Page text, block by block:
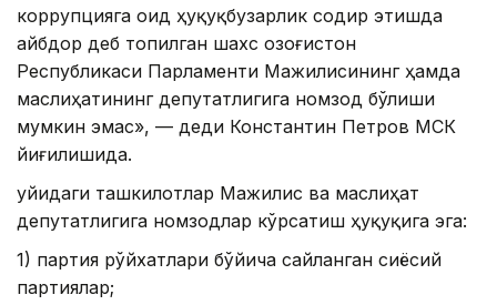
коррупцияга оид ҳуқуқбузарлик содир этишда
айбдор деб топилган шахс Қозоғистон
Республикаси Парламенти Мажилисининг ҳамда
маслиҳатининг депутатлигига номзод бўлиши
мумкин эмас», — деди Константин Петров МСК
йиғилишида.
Қуйидаги ташкилотлар Мажилис ва маслиҳат
депутатлигига номзодлар кўрсатиш ҳуқуқига эга:
1) партия рўйхатлари бўйича сайланган сиёсий
партиялар;